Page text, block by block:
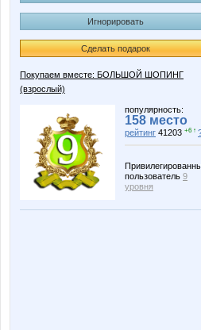
Игнорировать
Сделать подарок
Покупаем вместе: БОЛЬШОЙ ШОПИНГ
(взрослый)
популярность:
158 место
рейтинг 41203 +6 ↑
пользователь 9
уровня